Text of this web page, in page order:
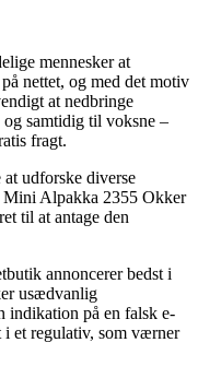
mennesker at
nettet, og med det motiv
at nedbringe
samtidig til voksne –
fragt.
udforske diverse
Mini Alpakka 2355 Okker
til at antage den
annoncerer bedst i
usædvanlig
indikation på en falsk e-
et regulativ, som værner